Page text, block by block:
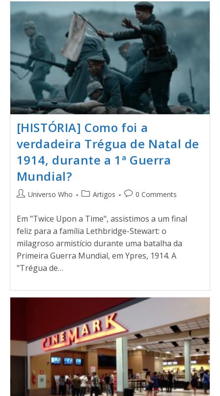
[HISTÓRIA] Como foi a
verdadeira Trégua de Natal de
1914, durante a 1ª Guerra
Mundial?
Universo Who Artigos 0 Comments
Em "Twice Upon a Time", assistimos a um final
feliz para a família Lethbridge-Stewart: o
milagroso armistício durante uma batalha da
Primeira Guerra Mundial, em Ypres, 1914. A
"Trégua de…